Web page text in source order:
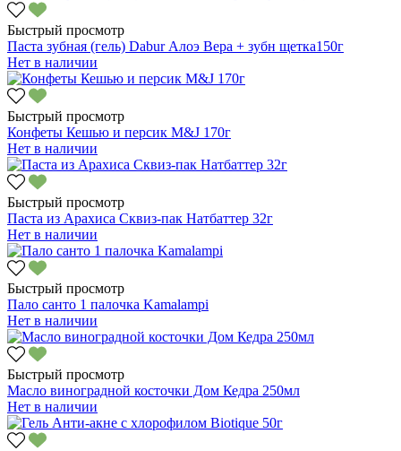
Быстрый просмотр
Паста зубная (гель) Dabur Алоэ Вера + зубн щетка150г
Нет в наличии
Быстрый просмотр
Конфеты Кешью и персик M&J 170г
Нет в наличии
Быстрый просмотр
Паста из Арахиса Сквиз-пак Натбаттер 32г
Нет в наличии
Быстрый просмотр
Пало санто 1 палочка Kamalampi
Нет в наличии
Быстрый просмотр
Масло виноградной косточки Дом Кедра 250мл
Нет в наличии